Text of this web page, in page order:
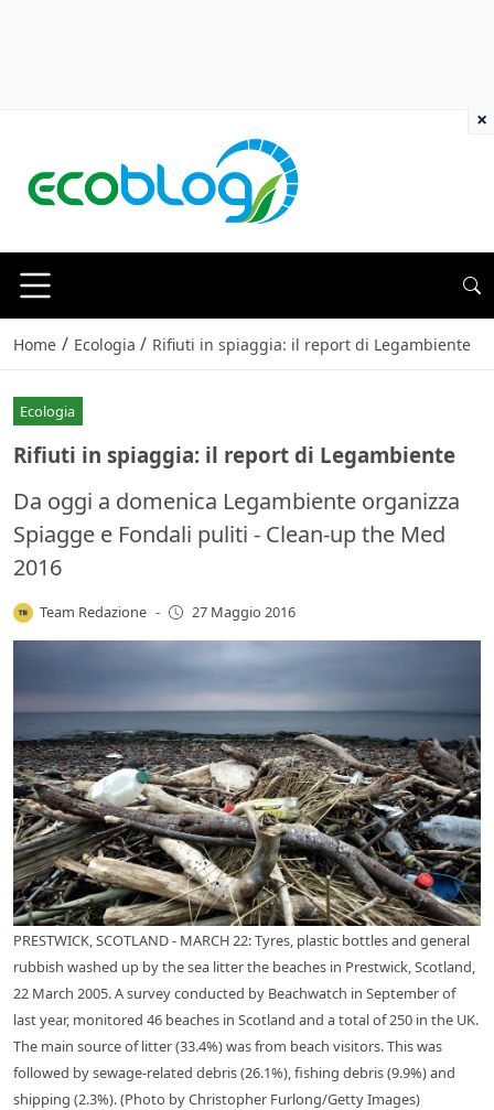
Home / Ecologia / Rifiuti in spiaggia: il report di Legambiente
Ecologia
Rifiuti in spiaggia: il report di Legambiente
Da oggi a domenica Legambiente organizza
Spiagge e Fondali puliti - Clean-up the Med
2016
Team Redazione - 27 Maggio 2016
PRESTWICK, SCOTLAND - MARCH 22: Tyres, plastic bottles and general
rubbish washed up by the sea litter the beaches in Prestwick, Scotland,
22 March 2005. A survey conducted by Beachwatch in September of
last year, monitored 46 beaches in Scotland and a total of 250 in the UK.
The main source of litter (33.4%) was from beach visitors. This was
followed by sewage-related debris (26.1%), fishing debris (9.9%) and
shipping (2.3%). (Photo by Christopher Furlong/Getty Images)
×